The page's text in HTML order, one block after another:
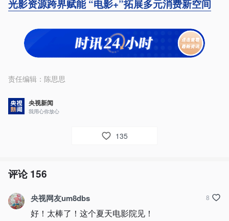
光影资源跨界赋能 “电影+”拓展多元消费新空间
责任编辑： 陈思思
央视新闻
我用心你放心
135
评论156
央视网友um8dbs
好！太棒了！这个夏天电影院见！
8